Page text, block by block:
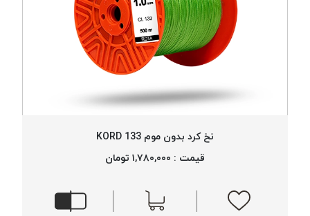
نخ کرد بدون موم 133 KORD
قیمت : ۱,۷۸۰,۰۰۰ تومان